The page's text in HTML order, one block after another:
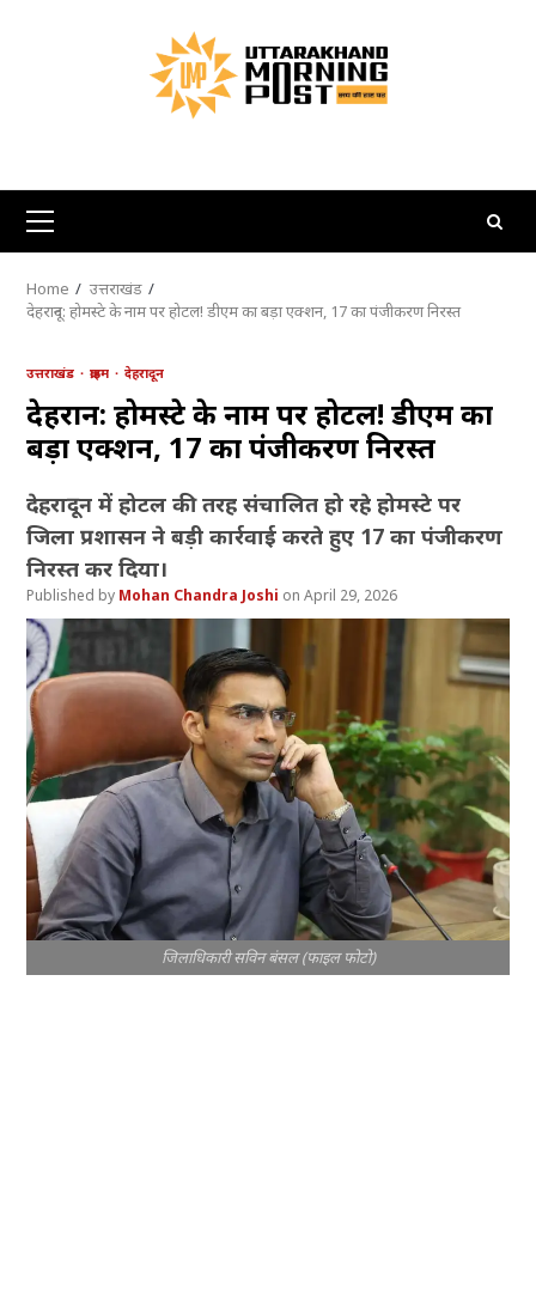
Primary
Menu
Home
उत्तराखंड
देहरादून: होमस्टे के नाम पर होटल! डीएम का बड़ा एक्शन, 17 का पंजीकरण निरस्त
उत्तराखंड क्राइम देहरादून
देहरादून: होमस्टे के नाम पर होटल! डीएम का
बड़ा एक्शन, 17 का पंजीकरण निरस्त
देहरादून में होटल की तरह संचालित हो रहे होमस्टे पर
जिला प्रशासन ने बड़ी कार्रवाई करते हुए 17 का पंजीकरण
निरस्त कर दिया।
Mohan Chandra Joshi April 29, 2026
जिलाधिकारी सविन बंसल (फाइल फोटो)